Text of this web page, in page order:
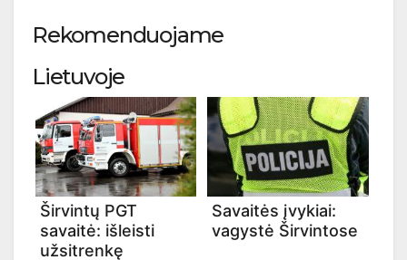
Rekomenduojame
Lietuvoje
Širvintų PGT
savaitė: išleisti
užsitrenkę
Savaitės įvykiai:
vagystė Širvintose